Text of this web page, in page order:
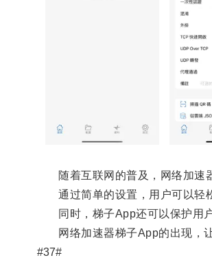
随着互联网的普及，网络加速
通过简单的设置，用户可以轻松
同时，梯子App还可以保护用户
网络加速器梯子App的出现，让
#37#